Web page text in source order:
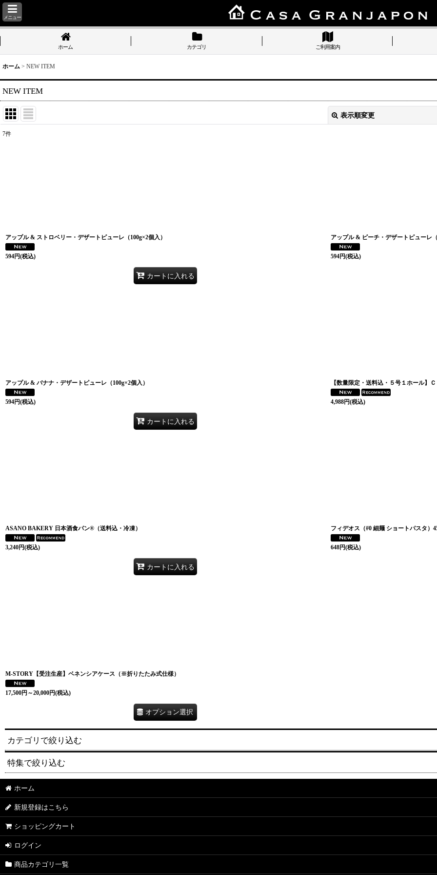
メニュー
ホーム カテゴリ ご利用案内
ホーム > NEW ITEM
NEW ITEM
表示順変更
7件
アップル & ストロベリー・デザートピューレ（100g×2個入）
594円(税込)
カートに入れる
アップル & ピーチ・デザートピューレ（
594円(税込)
アップル & バナナ・デザートピューレ（100g×2個入）
594円(税込)
カートに入れる
【数量限定・送料込・５号１ホール】
4,988円(税込)
ASANO BAKERY 日本酒食パン®（送料込・冷凍）
3,240円(税込)
カートに入れる
フィデオス（#0 細麺 ショートパスタ）
648円(税込)
M-STORY【受注生産】ベネンシアケース（※折りたたみ式仕様）
17,500円 ～20,000円(税込)
オプション選択
カテゴリで絞り込む
はちみつ紅茶・ハーブティー
カルド（パエリアだし・スープ）
お米・パスタ
塩・岩塩
はちみつ
お菓子
特集で絞り込む
送料無料
セット販売
ギフト
ホーム
新規登録はこちら
ショッピングカート
ログイン
商品カテゴリ一覧